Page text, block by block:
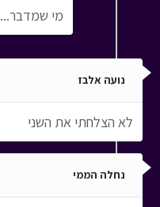
מי שמדבר...
נועה אלבז
לא הצלחתי את השני
נחלה הממי